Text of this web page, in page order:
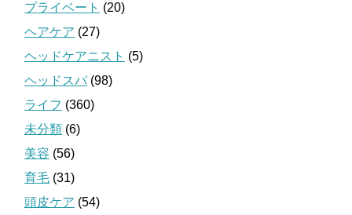
プライベート (20)
ヘアケア (27)
ヘッドケアニスト (5)
ヘッドスパ (98)
ライフ (360)
未分類 (6)
美容 (56)
育毛 (31)
頭皮ケア (54)